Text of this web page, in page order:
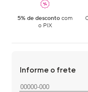
5% de desconto com
o PIX
Informe o frete